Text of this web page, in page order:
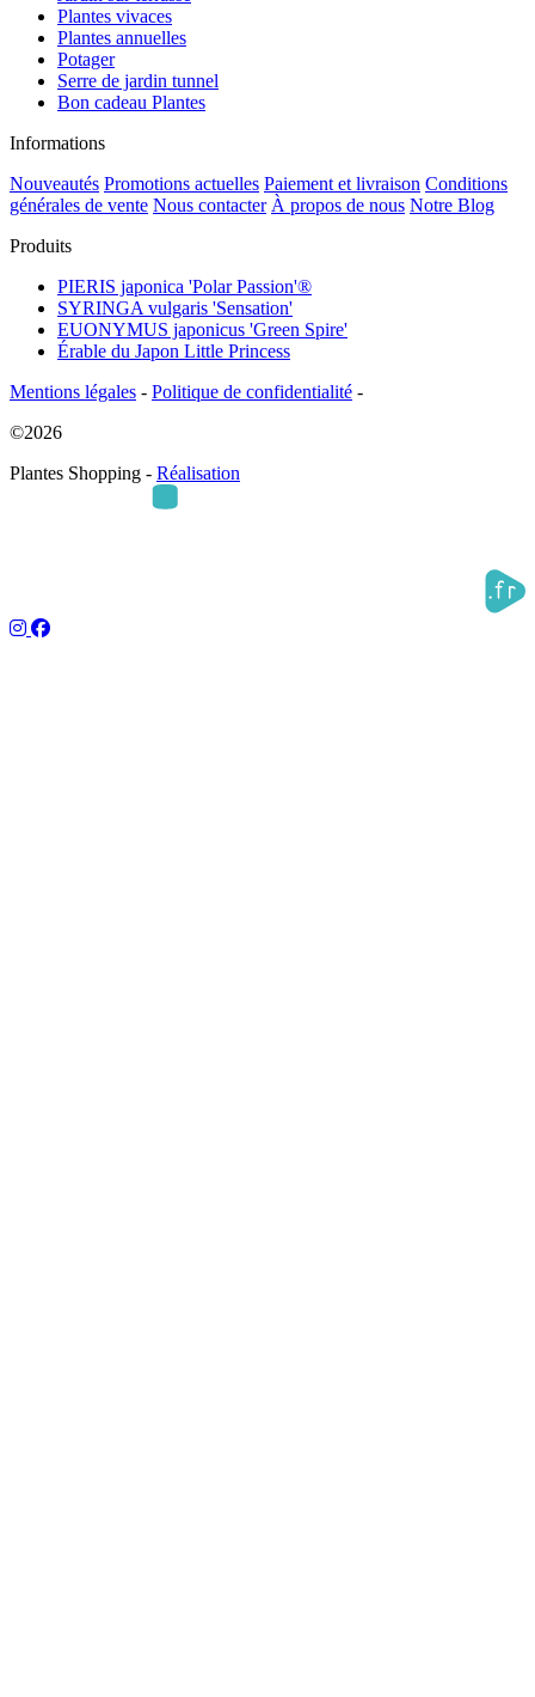
Plantes vivaces
Plantes annuelles
Potager
Serre de jardin tunnel
Bon cadeau Plantes
Informations
Nouveautés Promotions actuelles Paiement et livraison Conditions
générales de vente Nous contacter À propos de nous Notre Blog
Produits
PIERIS japonica 'Polar Passion'®
SYRINGA vulgaris 'Sensation'
EUONYMUS japonicus 'Green Spire'
Érable du Japon Little Princess
Mentions légales - Politique de confidentialité -
©2026
Plantes Shopping - Réalisation